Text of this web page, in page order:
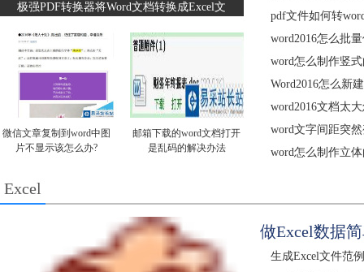
极强PDF转换器将Word文档转换成Excel文
微信文章复制到word中图
片不显示该怎么办?
邮箱下载的word文档打开
是乱码的解决办法
pdf文件如何转
word2016怎么批
word怎么制作竖
Word2016怎么新
word2016文档太
word文字间距突
word怎么制作立
Excel
做Excel数据
生成Excel文件范